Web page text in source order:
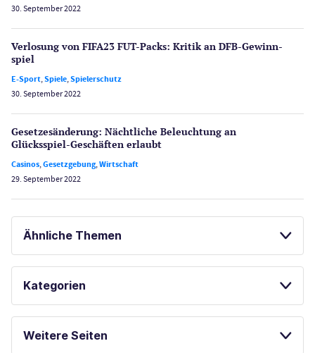
30. September 2022
Verlosung von FIFA23 FUT-Packs: Kritik an DFB-Gewinn­
spiel
E-Sport,Spiele,Spielerschutz
30. September 2022
Gesetzes­änderung: Nächtliche Beleuch­tung an
Glücksspiel-Geschäften erlaubt
Casinos,Gesetzgebung,Wirtschaft
29. September 2022
Ähnliche Themen
SPORTWETTEN ONLINE SPORTWETTEN
BONUS OHNE EINZAHLUNG
Kategorien
Weitere Seiten